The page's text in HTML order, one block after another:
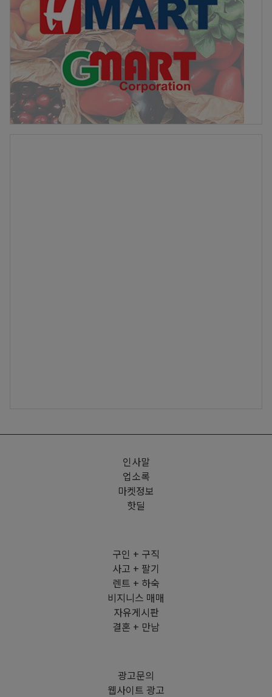
인사말
업소록
마켓정보
핫딜
구인 + 구직
사고 + 팔기
렌트 + 하숙
비지니스 매매
자유게시판
결혼 + 만남
광고문의
웹사이트 광고